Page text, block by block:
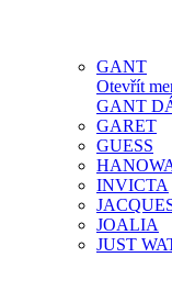
GANT
Otevřít
GANT
GARET
GUESS
INVICTA
JOALIA
JUST